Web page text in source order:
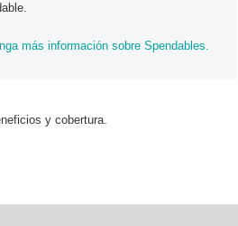
más información sobre Spendables.
y cobertura.